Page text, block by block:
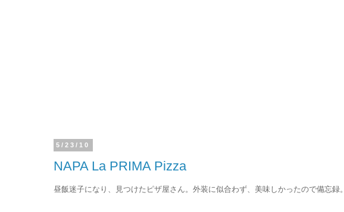
5/23/10
NAPA La PRIMA Pizza
昼飯迷子になり、見つけたピザ屋さん。外装に似合わず、美味しかったので備忘録。